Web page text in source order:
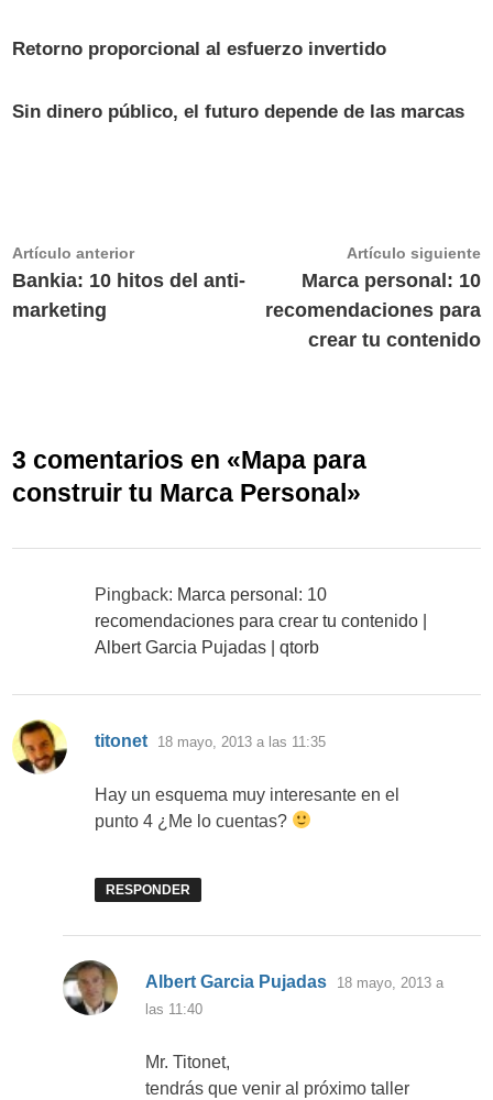
Retorno proporcional al esfuerzo invertido
Sin dinero público, el futuro depende de las marcas
Navegación
de
entradas
Artículo anteriorArtículo
anterior:
Bankia: 10 hitos del anti-
marketing
Artículo siguiente
Marca personal: 10
recomendaciones para
crear tu contenido
3 comentarios en «Mapa para
construir tu Marca Personal»
Pingback: Marca personal: 10
recomendaciones para crear tu contenido |
Albert Garcia Pujadas | qtorb
titonet dice:
18 mayo, 2013 a las 11:35
Hay un esquema muy interesante en el
punto 4 ¿Me lo cuentas?
RESPONDER
Albert Garcia Pujadas dice:
18 mayo, 2013 a
las 11:40
Mr. Titonet,
tendrás que venir al próximo taller